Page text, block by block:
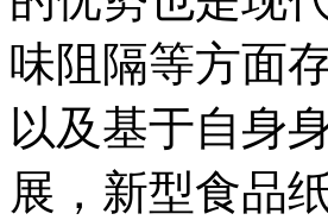
味阻隔等方面
以及基于自身
展，新型食品